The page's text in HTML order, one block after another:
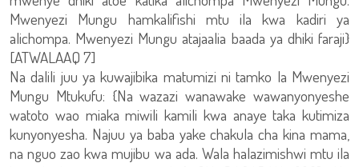
Mwenyezi Mungu hamkalifishi mtu ila kwa kadiri ya
alichompa. Mwenyezi Mungu atajaalia baada ya dhiki faraji}
[ATWALAAQ 7]
Na dalili juu ya kuwajibika matumizi ni tamko la Mwenyezi
Mungu Mtukufu: {Na wazazi wanawake wawanyonyeshe
watoto wao miaka miwili kamili kwa anaye taka kutimiza
kunyonyesha. Najuu ya baba yake chakula cha kina mama,
na nguo zao kwa mujibu wa ada. Wala halazimishwi mtu ila